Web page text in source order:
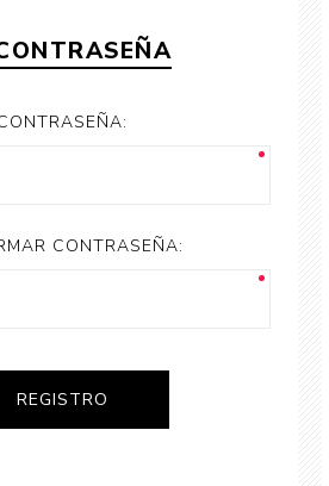
CONTRASEÑA: